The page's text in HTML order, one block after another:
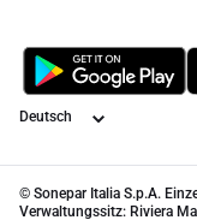
Sprache
© Sonepar Italia S.p.A.
Verwaltungssitz: Riviera